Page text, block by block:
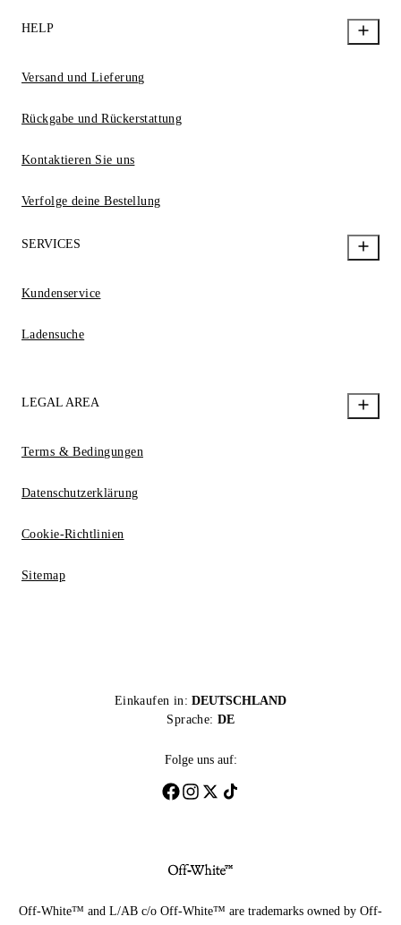
HELP
Versand und Lieferung
Rückgabe und Rückerstattung
Kontaktieren Sie uns
Verfolge deine Bestellung
SERVICES
Kundenservice
Ladensuche
LEGAL AREA
Terms & Bedingungen
Datenschutzerklärung
Cookie-Richtlinien
Sitemap
Einkaufen in: DEUTSCHLAND
Sprache: DE
Folge uns auf:
Off-White™ and L/AB c/o Off-White™ are trademarks owned by Off-